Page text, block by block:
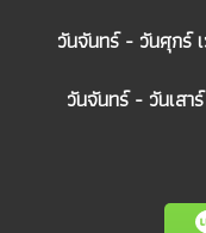
วันจันทร์ - วันศุกร์
วันจันทร์ - วันเสา